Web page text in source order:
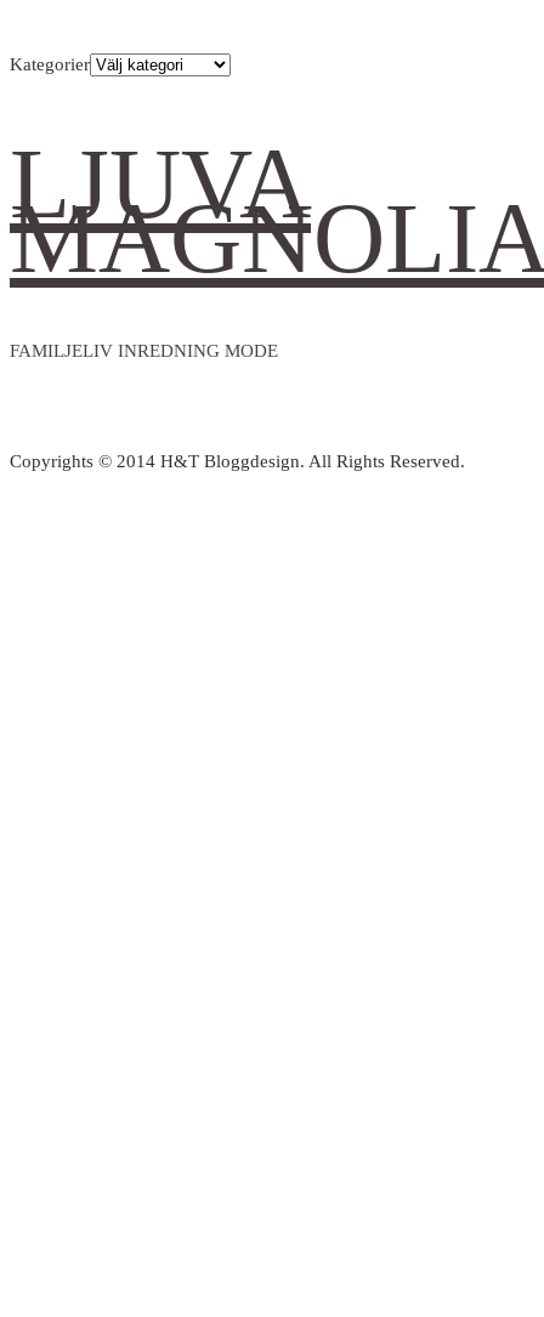
Kategorier
LJUVA
FAMILJELIV INREDNING MODE
Copyrights © 2014 H&T Bloggdesign. All Rights Reserved.